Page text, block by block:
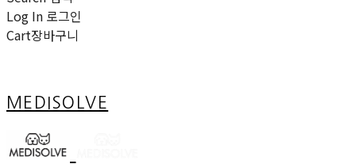
Log In 로그인
Cart장바구니
MEDISOLVE